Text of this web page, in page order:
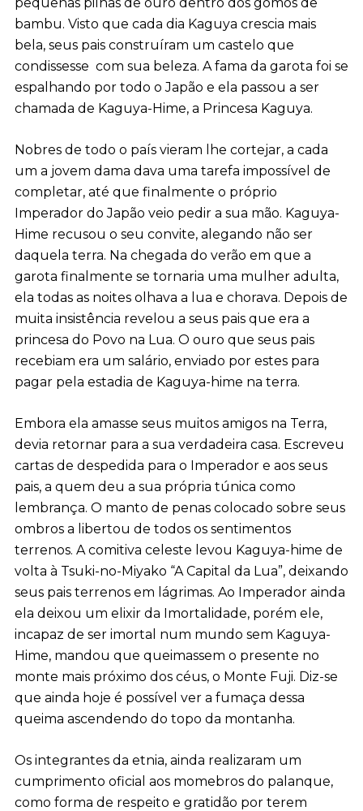
bambu. Visto que cada dia Kaguya crescia mais
bela, seus pais construíram um castelo que
condissesse com sua beleza. A fama da garota foi se
espalhando por todo o Japão e ela passou a ser
chamada de Kaguya-Hime, a Princesa Kaguya.
Nobres de todo o país vieram lhe cortejar, a cada
um a jovem dama dava uma tarefa impossível de
completar, até que finalmente o próprio
Imperador do Japão veio pedir a sua mão. Kaguya-
Hime recusou o seu convite, alegando não ser
daquela terra. Na chegada do verão em que a
garota finalmente se tornaria uma mulher adulta,
ela todas as noites olhava a lua e chorava. Depois de
muita insistência revelou a seus pais que era a
princesa do Povo na Lua. O ouro que seus pais
recebiam era um salário, enviado por estes para
pagar pela estadia de Kaguya-hime na terra.
Embora ela amasse seus muitos amigos na Terra,
devia retornar para a sua verdadeira casa. Escreveu
cartas de despedida para o Imperador e aos seus
pais, a quem deu a sua própria túnica como
lembrança. O manto de penas colocado sobre seus
ombros a libertou de todos os sentimentos
terrenos. A comitiva celeste levou Kaguya-hime de
volta à Tsuki-no-Miyako “A Capital da Lua”, deixando
seus pais terrenos em lágrimas. Ao Imperador ainda
ela deixou um elixir da Imortalidade, porém ele,
incapaz de ser imortal num mundo sem Kaguya-
Hime, mandou que queimassem o presente no
monte mais próximo dos céus, o Monte Fuji. Diz-se
que ainda hoje é possível ver a fumaça dessa
queima ascendendo do topo da montanha.
Os integrantes da etnia, ainda realizaram um
cumprimento oficial aos momebros do palanque,
como forma de respeito e gratidão por terem